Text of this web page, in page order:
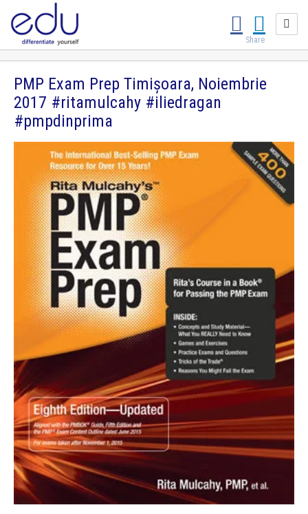
Share
PMP Exam Prep Timișoara, Noiembrie
2017 #ritamulcahy #iliedragan
#pmpdinprima